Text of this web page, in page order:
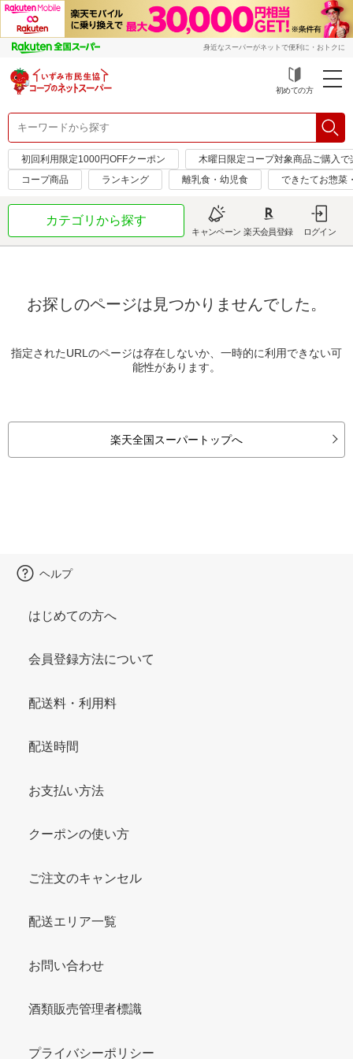
身近なスーパーがネットで便利に・おトクに
初めての方
初回利用限定1000円OFFクーポン
木曜日限定コープ対象商品ご購入
コープ商品
ランキング 離乳食・幼児食 できたてお惣菜
カテゴリから探す
キャンペーン 楽天会員登録 ログイン
お探しのページは見つかりませんでした。
指定されたURLのページは存在しないか、一時的に利用できない可
能性があります。
楽天全国スーパートップへ
ヘルプ
はじめての方へ
会員登録方法について
配送料・利用料
配送時間
お支払い方法
クーポンの使い方
ご注文のキャンセル
配送エリア一覧
お問い合わせ
酒類販売管理者標識
プライバシーポリシー